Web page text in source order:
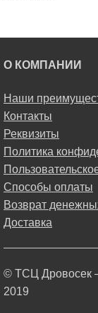
О КОМПАНИИ
Наши
Контакты
Реквизиты
Политика
Способы оплаты
Возврат
Доставка
© ТСЦ Дровосек
2019